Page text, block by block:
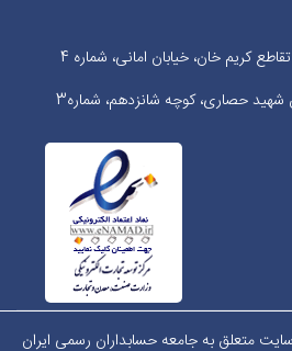
کریم خان، خیابان امانی، شماره 4
شهید حصاری، کوچه شانزدهم، شماره3
متعلق به جامعه حسابداران رسمی ایران